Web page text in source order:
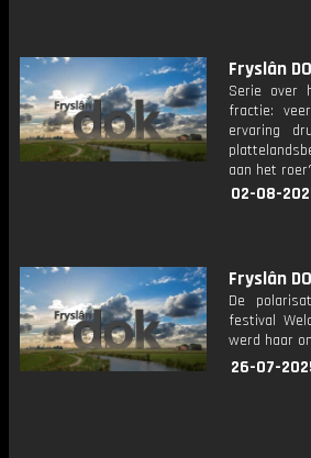
Fryslân
Serie over
fractie:
ervaring
aan het
02-08-
Fryslân
De
festival
werd haar
26-07-